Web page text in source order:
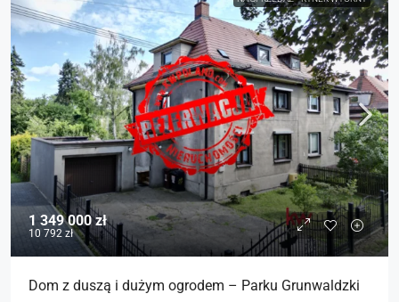
1 349 000 zł
10 792 zł
Dom z duszą i dużym ogrodem – Parku Grunwaldzki